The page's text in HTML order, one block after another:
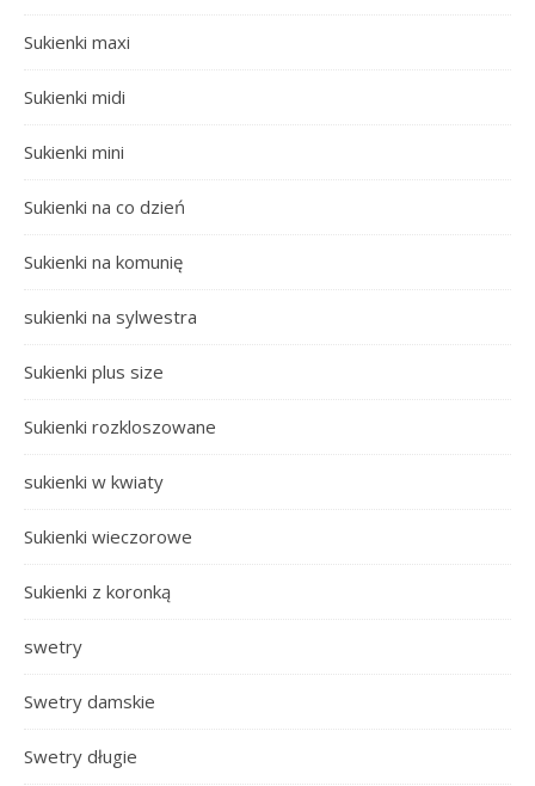
Sukienki maxi
Sukienki midi
Sukienki mini
Sukienki na co dzień
Sukienki na komunię
sukienki na sylwestra
Sukienki plus size
Sukienki rozkloszowane
sukienki w kwiaty
Sukienki wieczorowe
Sukienki z koronką
swetry
Swetry damskie
Swetry długie